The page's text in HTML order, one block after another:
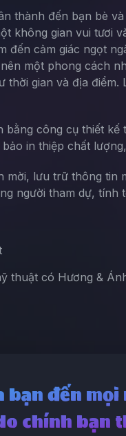
thành đến bạn bè
không gian vui tươi
cảm giác ngọt
một phong cách
gian và địa
công cụ thiết
in thiệp chất
lưu trữ thông
người tham dự,
thuật có Hương &
bạn đến
chính bạn